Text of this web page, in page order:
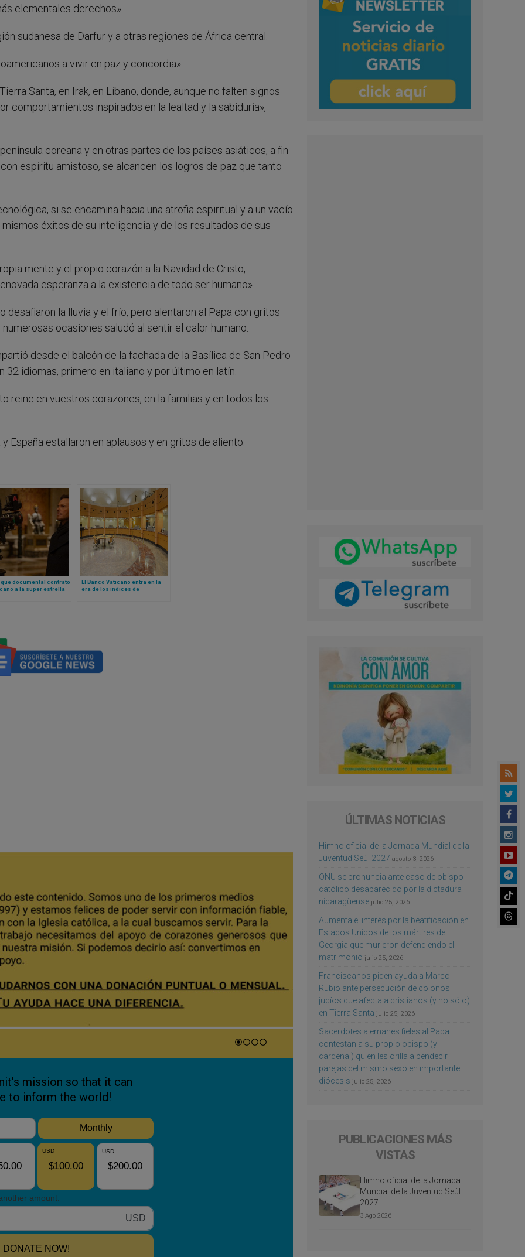
elementales derechos».
sudanesa de Darfur y a otras regiones de África central.
a vivir en paz y concordia».
Santa, en Irak, en Líbano, donde, aunque no falten signos
comportamientos inspirados en la lealtad y la sabiduría»,
coreana y en otras partes de los países asiáticos, a fin
espíritu amistoso, se alcancen los logros de paz que tanto
si se encamina hacia una atrofia espiritual y a un vacío
éxitos de su inteligencia y de los resultados de sus
mente y el propio corazón a la Navidad de Cristo,
esperanza a la existencia de todo ser humano».
desafiaron la lluvia y el frío, pero alentaron al Papa con gritos
ocasiones saludó al sentir el calor humano.
desde el balcón de la fachada de la Basílica de San Pedro
32 idiomas, primero en italiano y por último en latín.
reine en vuestros corazones, en la familias y en todos los
España estallaron en aplausos y en gritos de aliento.
qué documental contrató
a la super estrella
El Banco Vaticano entra en la
era de los índices de
ÚLTIMAS NOTICIAS
Himno oficial de la Jornada Mundial de la
Juventud Seúl 2027 agosto 3, 2026
ONU se pronuncia ante caso de obispo
católico desaparecido por la dictadura
nicaragüense julio 25, 2026
Aumenta el interés por la beatificación en
Estados Unidos de los mártires de
Georgia que murieron defendiendo el
matrimonio julio 25, 2026
Franciscanos piden ayuda a Marco
Rubio ante persecución de colonos
judíos que afecta a cristianos (y no sólo)
en Tierra Santa julio 25, 2026
Sacerdotes alemanes fieles al Papa
contestan a su propio obispo (y
cardenal) quien les orilla a bendecir
parejas del mismo sexo en importante
diócesis julio 25, 2026
PUBLICACIONES MÁS
VISTAS
Himno oficial de la Jornada
Mundial de la Juventud Seúl
2027
3 Ago 2026